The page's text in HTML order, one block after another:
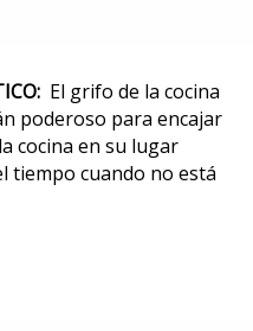
El grifo de la cocina
poderoso para encajar
cocina en su lugar
tiempo cuando no está